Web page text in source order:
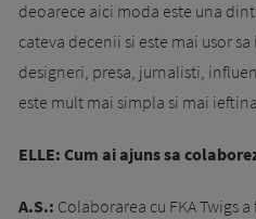
deoarece aici moda este una
cateva decenii si este mai usor
designeri, presa, jurnalisti,
este mult mai simpla si mai
ELLE: Cum ai ajuns sa
A.S.: Colaborarea cu FKA Twigs